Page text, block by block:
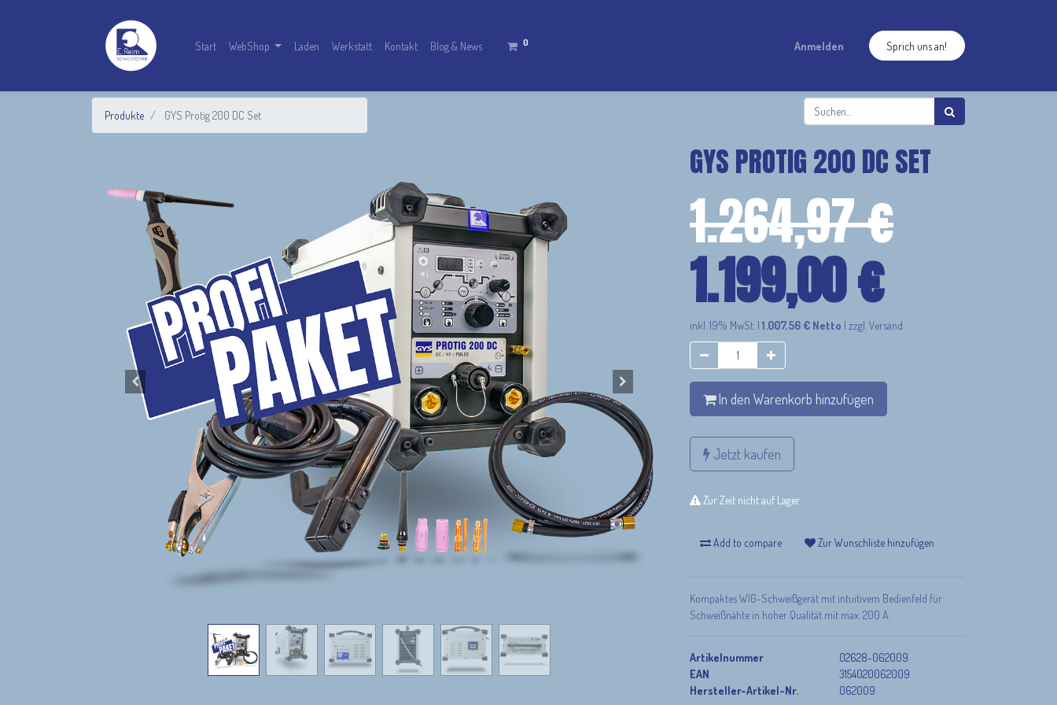
Start WebShop Laden Werkstatt Kontakt Blog & News 0 Anmelden Sprich uns an!
Produkte GYS Protig 200 DC Set
GYS PROTIG 200 DC SET
1.264,97€
1.199,00€
inkl. 19% MwSt. | 1.007,56 € Netto | zzgl. Versand
In den Warenkorb hinzufügen
Jetzt kaufen
Zur Zeit nicht auf Lager
Add to compare Zur Wunschliste hinzufügen
Kompaktes WIG-Schweißgerät mit intuitivem Bedienfeld für
Schweißnähte in hoher Qualität mit max. 200 A.
Artikelnummer
02628-062009
EAN
3154020062009
Hersteller-Artikel-Nr.
062009